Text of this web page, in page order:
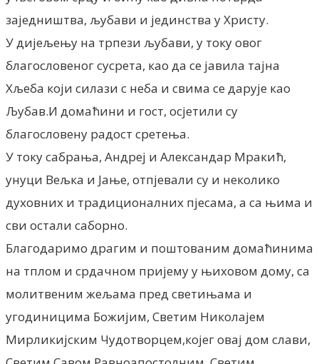
заједништва, љубави и јединства у Христу.
У дијељењу на трпези љубави, у току овог
благословеног сусрета, као да се јавила тајна
Хљеба који силази с неба и свима се дарује као
Љубав.И домаћини и гост, осјетили су
благословену радост сретења.
У току сабрања, Андреј и Александар Мракић,
унуци Вељка и Јање, отпјевали су и неколико
духовних и традиционалних пјесама, а са њима и
сви остали саборно.
Благодаримо драгим и поштованим домаћинима
на тплом и срдачном пријему у њиховом дому, са
молитвеним жељама пред светињама и
угодиницима Божијим, Светим Николајем
Мирликијским Чудотворцем,којег овај дом слави,